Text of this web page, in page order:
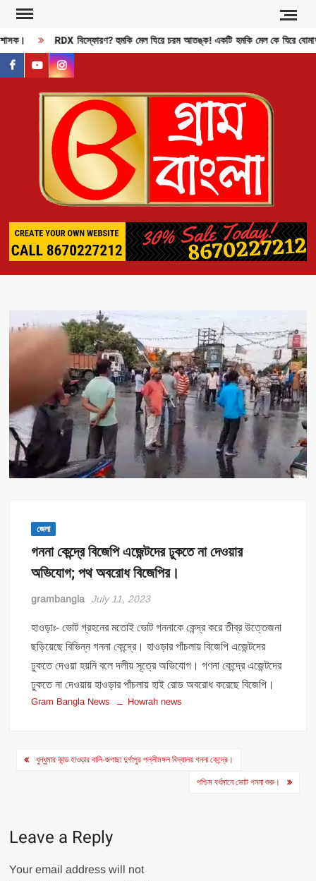
Skip
content
RDX বিস্ফোরণ? হুমকি মেল ঘিরে চরম আতঙ্ক! একটি হমকি মেল কে ঘিরে
facebook
youtubeinstagram
জেলা
গননা কেন্দ্রে বিজেপি এজেন্টদের ঢুকতে না দেওয়ার
অভিযোগ; পথ অবরোধ বিজেপির।
grambangla July 11, 2023
হাওড়াঃ- ভোট গ্রহনের মতোই ভোট গননাকে কেন্দ্র করে তীব্র উত্তেজনা
ছড়িয়েছে বিভিন্ন গননা কেন্দ্রে। হাওড়ার পাঁচলায় বিজেপি এজেন্টদের
ঢুকতে দেওয়া হয়নি বলে দলীয় সূত্রে অভিযোগ। গণনা কেন্দ্রে এজেন্টদের
ঢুকতে না দেওয়ায় হাওড়ার পাঁচলায় হাই রোড অবরোধ করেছে বিজেপি।
Gram Bangla News Howrah news
Post
ধুন্ধুমার কান্ড হাওড়ার বালি-জগাছা দুর্গাপুর পল্লীমঙ্গল বিদ্যালয় গননা কেন্দ্রে।
পশ্চিম বর্ধমানে ভোট গননা শুরু।
Leave a Reply
Your email address will not